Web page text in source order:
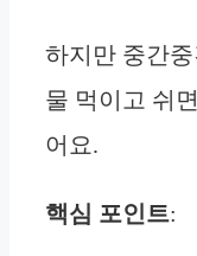
하지만 중간
물 먹이고 쉬
어요.
핵심 포인트: